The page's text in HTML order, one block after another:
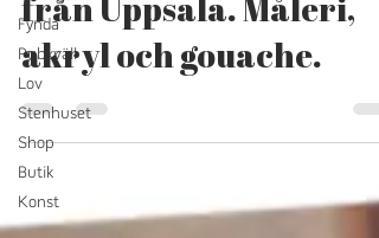
Fynda
Pubkväll
Lov
Stenhuset
Shop
Butik
Konst
från Uppsala. Måleri,
akryl och gouache.